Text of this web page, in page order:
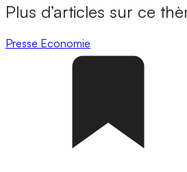
Plus d’articles sur ce
Presse Economie